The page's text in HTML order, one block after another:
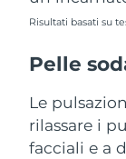
Risultati basati su
Pelle
Le
rilassare i
facciali e a
Emirati
Regno Unito
Stati Uniti
Uzbekistan